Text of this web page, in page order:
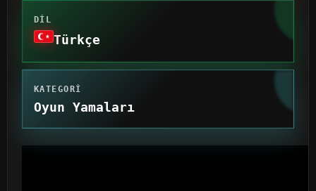
DIL
Türkçe
KATEGORI
Oyun Yamaları